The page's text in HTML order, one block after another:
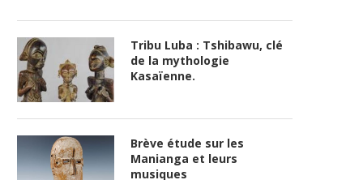
Tribu Luba : Tshibawu, clé
de la mythologie
Kasaïenne.
Brève étude sur les
Manianga et leurs
musiques